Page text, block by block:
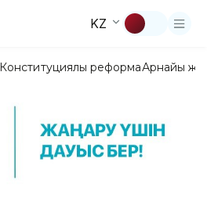
KZ
Конституциялық реформаАрнайы